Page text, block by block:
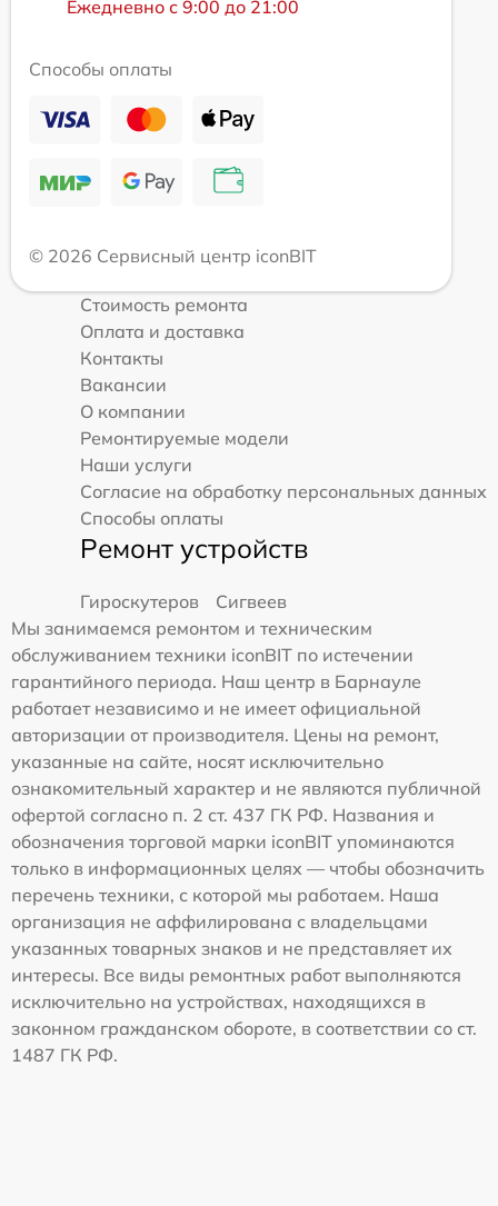
Ежедневно с 9:00 до 21:00
Способы оплаты
© 2026 Сервисный центр iconBIT
Стоимость ремонта
Оплата и доставка
Контакты
Вакансии
О компании
Ремонтируемые модели
Наши услуги
Согласие на обработку персональных данных
Способы оплаты
Ремонт устройств
Гироскутеров
Сигвеев
Мы занимаемся ремонтом и техническим
обслуживанием техники iconBIT по истечении
гарантийного периода. Наш центр в Барнауле
работает независимо и не имеет официальной
авторизации от производителя. Цены на ремонт,
указанные на сайте, носят исключительно
ознакомительный характер и не являются публичной
офертой согласно п. 2 ст. 437 ГК РФ. Названия и
обозначения торговой марки iconBIT упоминаются
только в информационных целях — чтобы обозначить
перечень техники, с которой мы работаем. Наша
организация не аффилирована с владельцами
указанных товарных знаков и не представляет их
интересы. Все виды ремонтных работ выполняются
исключительно на устройствах, находящихся в
законном гражданском обороте, в соответствии со ст.
1487 ГК РФ.